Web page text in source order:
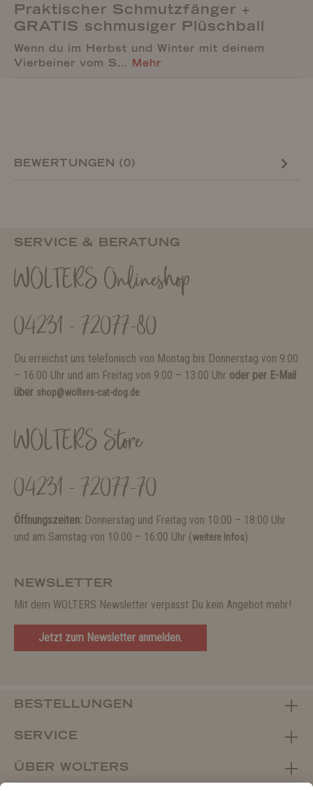
Praktischer Schmutzfänger +
GRATIS schmusiger Plüschball
Wenn du im Herbst und Winter mit deinem
Vierbeiner vom S… Mehr
BEWERTUNGEN (0)
SERVICE & BERATUNG
WOLTERS Onlineshop
04231 - 72077-80
Du erreichst uns telefonisch von Montag bis Donnerstag von 9:00
– 16:00 Uhr und am Freitag von 9:00 – 13:00 Uhr oder per E-Mail
über shop@wolters-cat-dog.de
WOLTERS Store
04231 - 72077-70
Öffnungszeiten: Donnerstag und Freitag von 10:00 – 18:00 Uhr
und am Samstag von 10:00 – 16:00 Uhr (weitere Infos)
NEWSLETTER
Mit dem WOLTERS Newsletter verpasst Du kein Angebot mehr!
Jetzt zum Newsletter anmelden.
BESTELLUNGEN
SERVICE
ÜBER WOLTERS